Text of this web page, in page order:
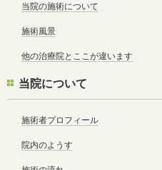
当院の施術について
施術風景
他の治療院とここが違います
当院について
施術者プロフィール
院内のようす